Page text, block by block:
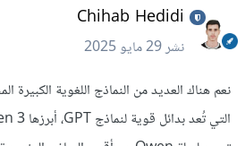
Chihab Hedidi
نشر29 مايو 2025
نعم هناك العديد من النماذج اللغوية الكبيرة